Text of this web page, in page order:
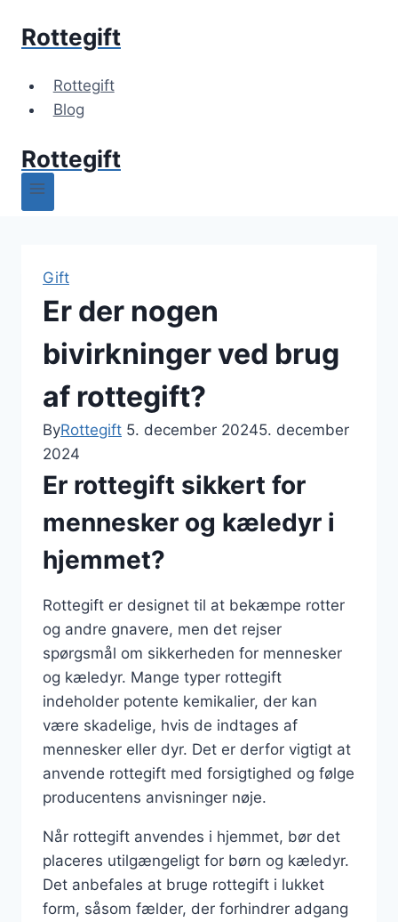
Rottegift
Rottegift
Blog
Rottegift
Gift
Er der nogen
bivirkninger ved brug
af rottegift?
ByRottegift 5. december 20245. december
2024
Er rottegift sikkert for
mennesker og kæledyr i
hjemmet?
Rottegift er designet til at bekæmpe rotter
og andre gnavere, men det rejser
spørgsmål om sikkerheden for mennesker
og kæledyr. Mange typer rottegift
indeholder potente kemikalier, der kan
være skadelige, hvis de indtages af
mennesker eller dyr. Det er derfor vigtigt at
anvende rottegift med forsigtighed og følge
producentens anvisninger nøje.
Når rottegift anvendes i hjemmet, bør det
placeres utilgængeligt for børn og kæledyr.
Det anbefales at bruge rottegift i lukket
form, såsom fælder, der forhindrer adgang